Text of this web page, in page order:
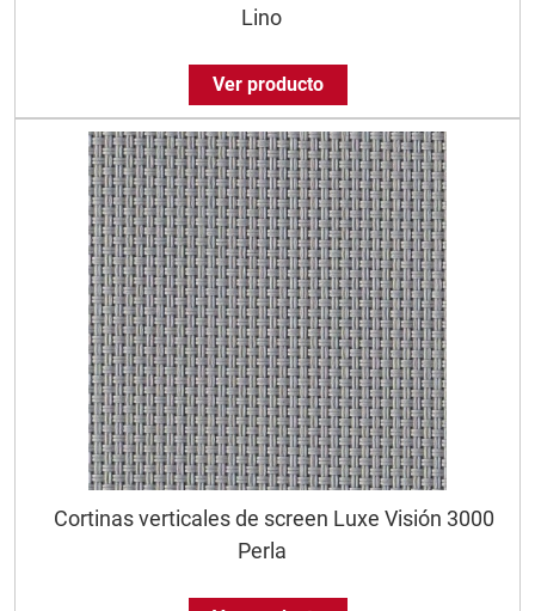
Lino
Ver producto
Cortinas verticales de screen Luxe Visión 3000
Perla